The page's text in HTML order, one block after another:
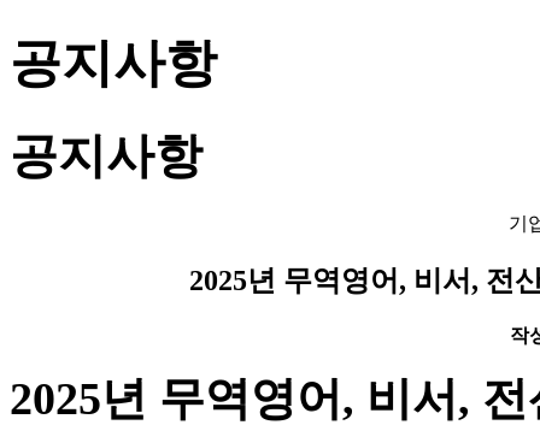
공지사항
공지사항
기
2025년 무역영어, 비서, 전
작
2025년 무역영어, 비서,